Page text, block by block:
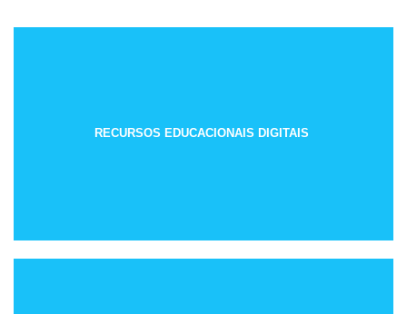
RECURSOS EDUCACIONAIS DIGITAIS